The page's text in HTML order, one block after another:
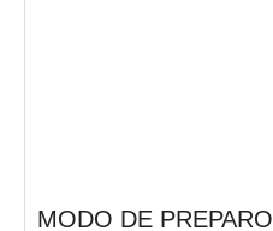
MODO DE PREPARO